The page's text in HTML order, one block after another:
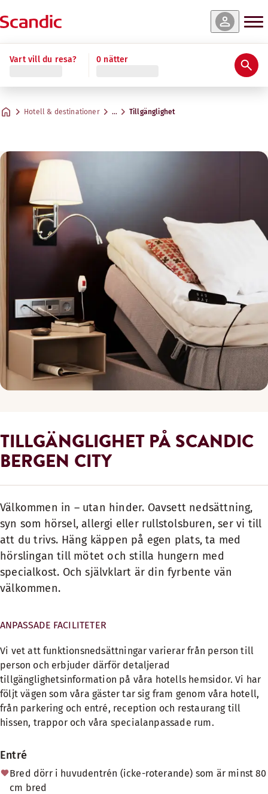
Vart vill du resa? 0 nätter
Hotell & destinationer … Tillgänglighet
TILLGÄNGLIGHET PÅ SCANDIC
BERGEN CITY
Välkommen in – utan hinder. Oavsett nedsättning,
syn som hörsel, allergi eller rullstolsburen, ser vi till
att du trivs. Häng käppen på egen plats, ta med
hörslingan till mötet och stilla hungern med
specialkost. Och självklart är din fyrbente vän
välkommen.
ANPASSADE FACILITETER
Vi vet att funktionsnedsättningar varierar från person till
person och erbjuder därför detaljerad
tillgänglighetsinformation på våra hotells hemsidor. Vi har
följt vägen som våra gäster tar sig fram genom våra hotell,
från parkering och entré, reception och restaurang till
hissen, trappor och våra specialanpassade rum.
Entré
Bred dörr i huvudentrén (icke-roterande) som är minst 80
cm bred